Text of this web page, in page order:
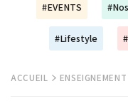
#EVENTS
#Lifestyle
ACCUEIL ENSEIGNEMENT